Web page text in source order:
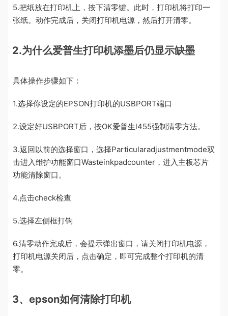
5.把纸放在打印机上，按下清零键。此时，打印机将打印一
张纸。动作完成后，关闭打印机电源，然后打开清零。
2.为什么爱普生打印机添墨后仍显示缺墨
具体操作步骤如下：
1.选择你设定的EPSON打印机的USBPORT端口
2.设定好USBPORT后，按OK爱普生l455强制清零方法。
3.返回以前的选择窗口，选择Particularadjustmentmode双
击进入维护功能窗口Wasteinkpadcounter，进入主板芯片
功能清除窗口。
4.点击check检查
5.选择左侧框打钩
6.清零动作完成后，会提示弹出窗口，请关闭打印机电源，
打印机电源关闭后，点击确定，即可完成整个打印机的清
零。
3、epson如何清除打印机